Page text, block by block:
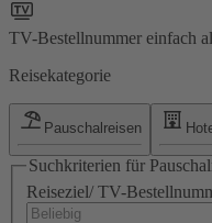
TV-Bestellnummer einfach
Reisekategorie
Pauschalreisen
Suchkriterien für
Reiseziel/ TV-